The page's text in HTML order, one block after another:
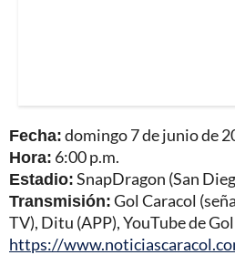
Fecha:domingo 7 de junio de
Hora: 6:00 p.m.
Estadio:SnapDragon (San
Transmisión:Gol Caracol
TV), Ditu (APP), YouTube de
https://